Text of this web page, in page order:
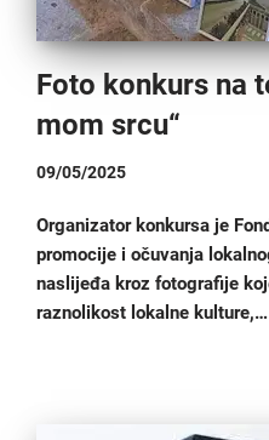
Foto konkurs na
mom srcu“
09/05/2025
Organizator konkursa je
promocije i očuvanja
naslijeđa kroz fotografije
raznolikost lokalne kulture,…